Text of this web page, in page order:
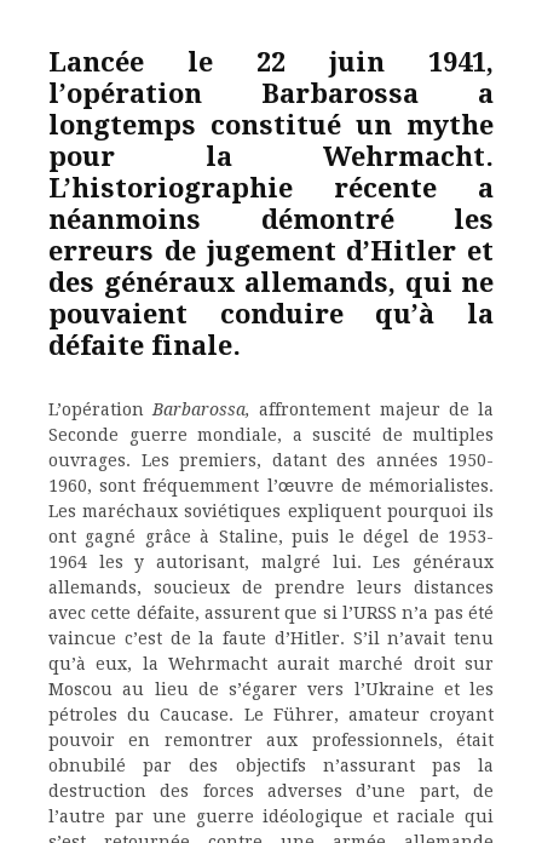
Lancée le 22 juin 1941,
l’opération Barbarossa a
longtemps constitué un mythe
pour la Wehrmacht.
L’historiographie récente a
néanmoins démontré les
erreurs de jugement d’Hitler et
des généraux allemands, qui ne
pouvaient conduire qu’à la
défaite finale.
L’opération Barbarossa,affrontement majeur de la
Seconde guerre mondiale, a suscité de multiples
ouvrages. Les premiers, datant des années 1950-
1960, sont fréquemment l’œuvre de mémorialistes.
Les maréchaux soviétiques expliquent pourquoi ils
ont gagné grâce à Staline, puis le dégel de 1953-
1964 les y autorisant, malgré lui. Les généraux
allemands, soucieux de prendre leurs distances
avec cette défaite, assurent que si l’URSS n’a pas été
vaincue c’est de la faute d’Hitler. S’il n’avait tenu
qu’à eux, la Wehrmacht aurait marché droit sur
Moscou au lieu de s’égarer vers l’Ukraine et les
pétroles du Caucase. Le Führer, amateur croyant
pouvoir en remontrer aux professionnels, était
obnubilé par des objectifs n’assurant pas la
destruction des forces adverses d’une part, de
l’autre par une guerre idéologique et raciale qui